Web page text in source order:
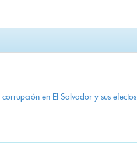
en El Salvador y sus efectos